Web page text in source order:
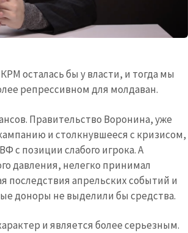
осталась бы у власти, и тогда мы
репрессивном для молдаван.
Правительство Воронина, уже
и столкнувшееся с кризисом,
с позиции слабого игрока. А
давления, нелегко принимал
последствия апрельских событий и
доноры не выделили бы средства.
и является более серьезным.
+ Добавить текст новости